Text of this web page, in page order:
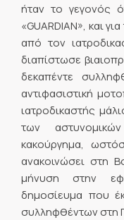
ήταν το γεγονός
«GUARDIAN», και
από τον
διαπίστωσε
δεκαπέντε
αντιφασιστική
ιατροδικαστής
των
κακούργημα,
ανακοινώσει στη
μήνυση στην
δημοσίευμα που
συλληφθέντων στη